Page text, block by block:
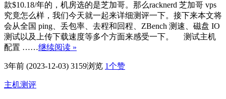
款$10.18/年的，机房选的是芝加哥。那么racknerd 芝加哥 vps
究竟怎么样，我们今天就一起来详细测评一下。接下来本文将
会从全国 ping、丢包率、去程和回程、ZBench 测速、磁盘 IO
测试以及上传下载速度等多个方面来感受一下。 测试主机
配置 ……继续阅读 »
3年前 (2023-12-03) 3159浏览 1个赞
主机测评